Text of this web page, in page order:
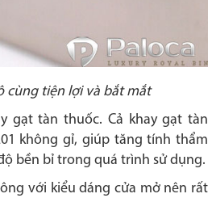
cùng tiện lợi và bắt mắt
gạt tàn thuốc. Cả khay gạt tàn
không gỉ, giúp tăng tính thẩm
bền bỉ trong quá trình sử dụng.
với kiểu dáng cửa mở nên rất